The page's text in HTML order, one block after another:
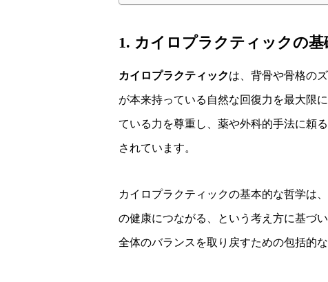
1. カイロプラクティックの
カイロプラクティックは、背骨や骨格の
が本来持っている自然な回復力を最大限
ている力を尊重し、薬や外科的手法に頼
されています。
カイロプラクティックの基本的な哲学は
の健康につながる、という考え方に基づ
全体のバランスを取り戻すための包括的